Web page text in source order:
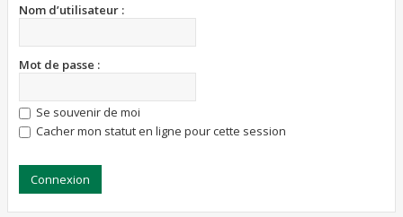
Nom d’utilisateur :
Mot de passe :
Se souvenir de moi
Cacher mon statut en ligne pour cette session